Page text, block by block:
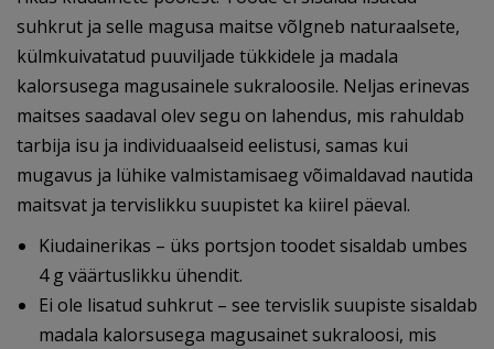
suhkrut ja selle magusa maitse võlgneb naturaalsete,
külmkuivatatud puuviljade tükkidele ja madala
kalorsusega magusainele sukraloosile. Neljas erinevas
maitses saadaval olev segu on lahendus, mis rahuldab
tarbija isu ja individuaalseid eelistusi, samas kui
mugavus ja lühike valmistamisaeg võimaldavad nautida
maitsvat ja tervislikku suupistet ka kiirel päeval.
Kiudainerikas – üks portsjon toodet sisaldab umbes
4 g väärtuslikku ühendit.
Ei ole lisatud suhkrut – see tervislik suupiste sisaldab
madala kalorsusega magusainet sukraloosi, mis